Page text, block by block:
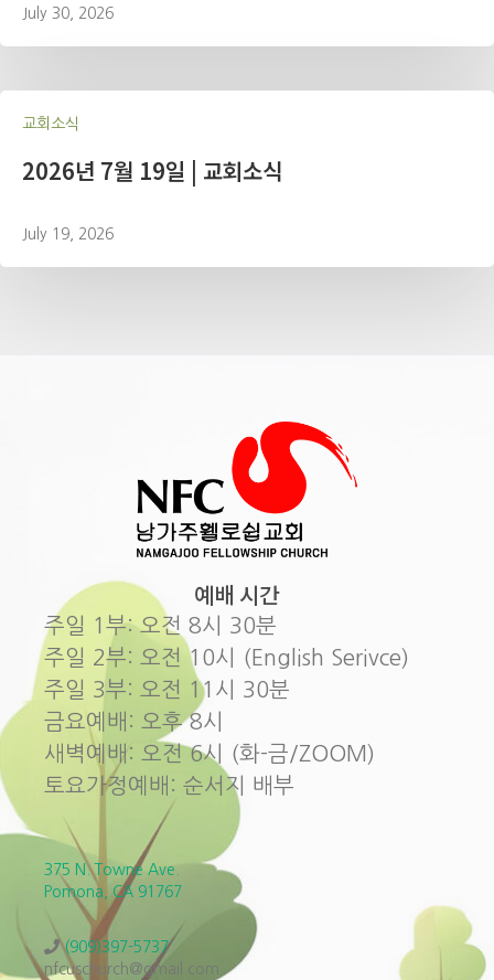
July 30, 2026
교회소식
2026년 7월 19일 | 교회소식
July 19, 2026
예배 시간
주일 1부: 오전 8시 30분
주일 2부: 오전 10시 (English Serivce)
주일 3부: 오전 11시 30분
금요예배: 오후 8시
새벽예배: 오전 6시 (화-금/ZOOM)
토요가정예배: 순서지 배부
375 N. Towne Ave.
Pomona, CA 91767
(909)397-5737
nfcuschurch@gmail.com